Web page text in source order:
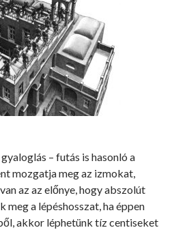
– futás is hasonló a
mozgatja meg az izmokat,
az az előnye, hogy abszolút
a lépéshosszat, ha éppen
akkor léphetünk tíz centiseket